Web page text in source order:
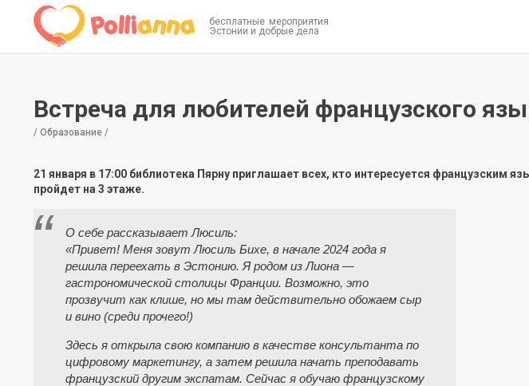
бесплатные мероприятия
Эстонии и добрые дела
Встреча для любителей французского
/ Образование /
21 января в 17:00 библиотека Пярну приглашает всех, кто интересуется французским
пройдет на 3 этаже.
О себе рассказывает Люсиль:
«Привет! Меня зовут Люсиль Бихе, в начале 2024 года я
решила переехать в Эстонию. Я родом из Лиона —
гастрономической столицы Франции. Возможно, это
прозвучит как клише, но мы там действительно обожаем сыр
и вино (среди прочего!)
Здесь я открыла свою компанию в качестве консультанта по
цифровому маркетингу, а затем решила начать преподавать
французский другим экспатам. Сейчас я обучаю французскому